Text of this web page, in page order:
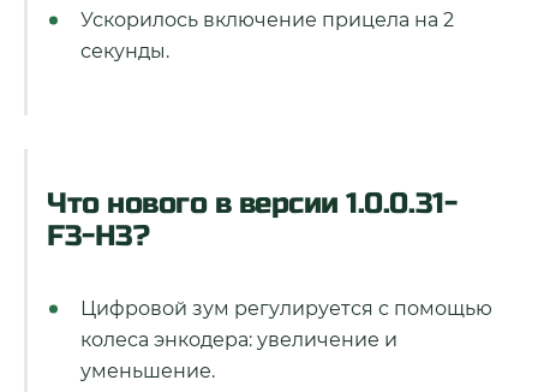
Ускорилось включение прицела на 2
секунды.
Что нового в версии 1.0.0.31-
F3-H3?
Цифровой зум регулируется с помощью
колеса энкодера: увеличение и
уменьшение.